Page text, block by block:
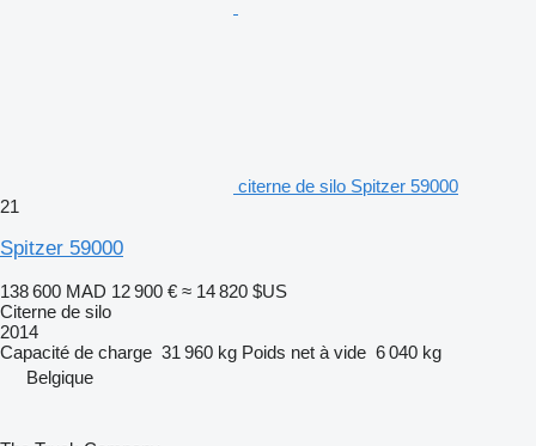
citerne de silo Spitzer 59000
21
Spitzer 59000
138 600 MAD 12 900 € ≈ 14 820 $US
Citerne de silo
2014
Capacité de charge 31 960 kg Poids net à vide 6 040 kg
Belgique